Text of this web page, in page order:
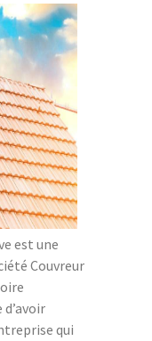
est une
Couvreur
qui